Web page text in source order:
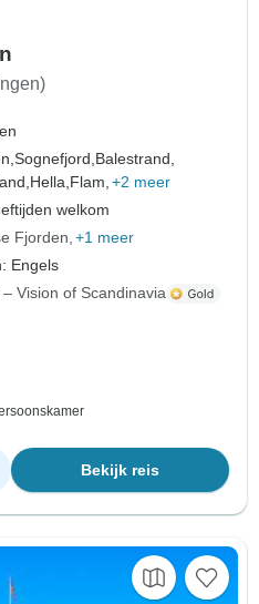
Sognefjord, Balestrand,
Hella, Flam, +2 meer
welkom
Fjorden +1 meer
Engels
– Vision of Scandinavia
Bekijk reis